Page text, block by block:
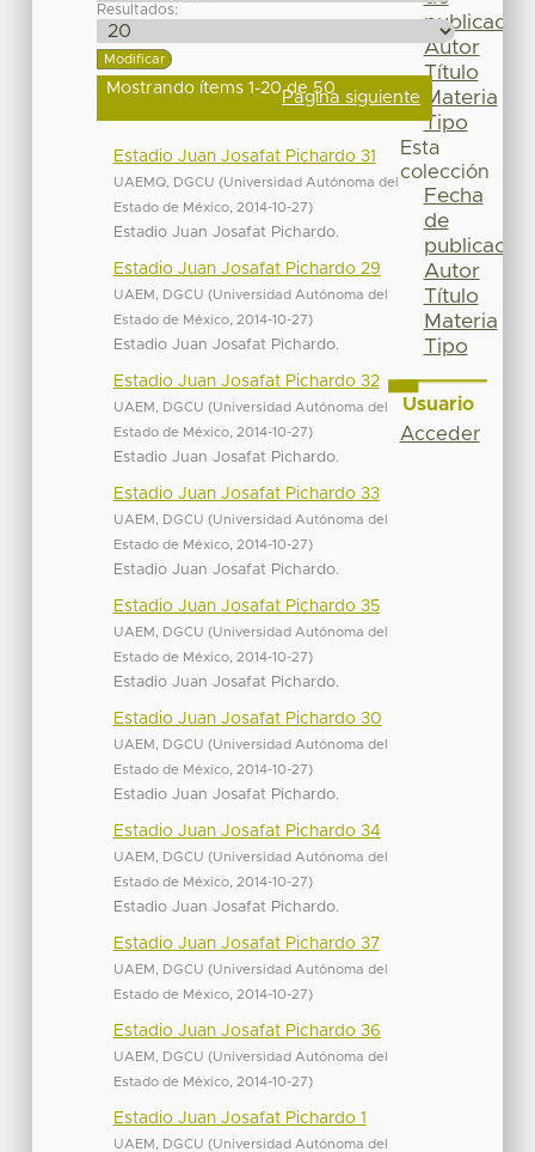
Resultados:
Mostrando ítems 1-20 de 50Página siguiente
Estadio Juan Josafat Pichardo 31
UAEMQ, DGCU (Universidad Autónoma del
Estado de México, 2014-10-27)
Estadio Juan Josafat Pichardo.
Estadio Juan Josafat Pichardo 29
UAEM, DGCU (Universidad Autónoma del
Estado de México, 2014-10-27)
Estadio Juan Josafat Pichardo.
Estadio Juan Josafat Pichardo 32
UAEM, DGCU (Universidad Autónoma del
Estado de México, 2014-10-27)
Estadio Juan Josafat Pichardo.
Estadio Juan Josafat Pichardo 33
UAEM, DGCU (Universidad Autónoma del
Estado de México, 2014-10-27)
Estadio Juan Josafat Pichardo.
Estadio Juan Josafat Pichardo 35
UAEM, DGCU (Universidad Autónoma del
Estado de México, 2014-10-27)
Estadio Juan Josafat Pichardo.
Estadio Juan Josafat Pichardo 30
UAEM, DGCU (Universidad Autónoma del
Estado de México, 2014-10-27)
Estadio Juan Josafat Pichardo.
Estadio Juan Josafat Pichardo 34
UAEM, DGCU (Universidad Autónoma del
Estado de México, 2014-10-27)
Estadio Juan Josafat Pichardo.
Estadio Juan Josafat Pichardo 37
UAEM, DGCU (Universidad Autónoma del
Estado de México, 2014-10-27)
Estadio Juan Josafat Pichardo 36
UAEM, DGCU (Universidad Autónoma del
Estado de México, 2014-10-27)
Estadio Juan Josafat Pichardo 1
UAEM, DGCU (Universidad Autónoma del
publicación
Autor
Título
Materia
Tipo
Esta
colección
Fecha
de
publicación
Autor
Título
Materia
Tipo
Usuario
Acceder